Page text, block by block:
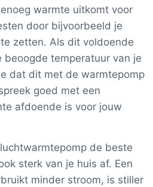
warmte uitkomt voor
door bijvoorbeeld je
zetten. Als dit voldoende
temperatuur van je
dat dit met de warmtepomp
goed met een
afdoende is voor jouw
de beste
sterk van je huis af. Een
minder stroom, is stiller